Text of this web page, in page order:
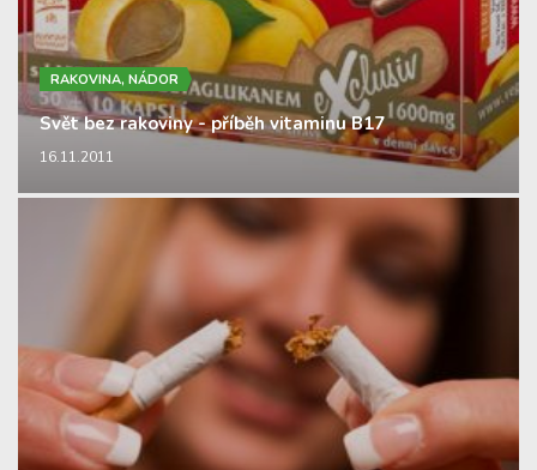
RAKOVINA, NÁDOR
Svět bez rakoviny - příběh vitaminu B17
16.11.2011